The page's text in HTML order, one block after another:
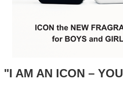
"I AM AN ICON –